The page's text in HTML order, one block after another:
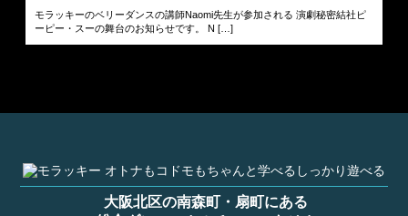
モラッキーのベリーダンスの講師Naomi先生が参加される 演劇秘密結社ピ
ーピー・スーの舞台のお知らせです。 N […]
大阪北区の南森町・扇町にある